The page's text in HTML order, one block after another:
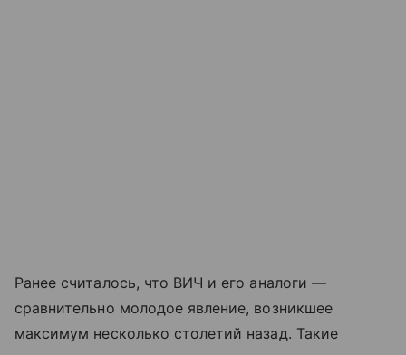
Ранее считалось, что ВИЧ и его аналоги —
сравнительно молодое явление, возникшее
максимум несколько столетий назад. Такие